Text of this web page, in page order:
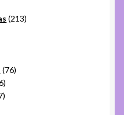
213213
7676
16
productos
57